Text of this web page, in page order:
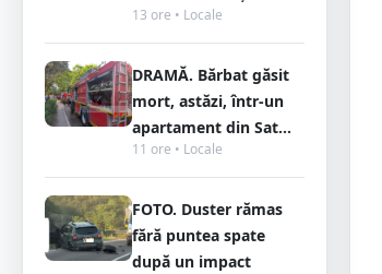
13 ore • Locale
DRAMĂ. Bărbat găsit
mort, astăzi, într-un
apartament din Sat...
11 ore • Locale
FOTO. Duster rămas
fără puntea spate
după un impact